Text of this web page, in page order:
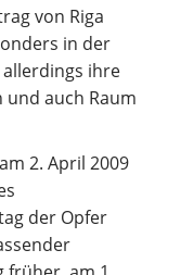
von Riga
in der
ihre
und auch Raum
2. April 2009
der Opfer